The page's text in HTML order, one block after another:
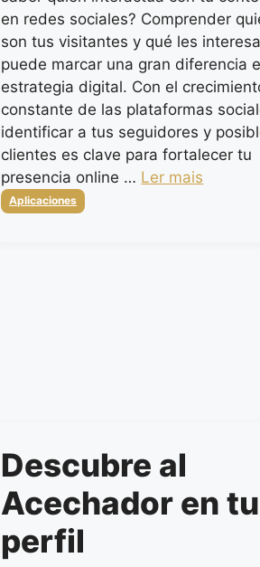
en redes sociales? Comprender
son tus visitantes y qué les interesa
puede marcar una gran diferencia
estrategia digital. Con el
constante de las plataformas
identificar a tus seguidores y
clientes es clave para fortalecer tu
presencia online … Ler mais
Categorias
Aplicaciones
Descubre al
Acechador en tu
perfil